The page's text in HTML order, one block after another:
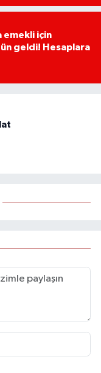
emekli için
geldi! Hesaplara